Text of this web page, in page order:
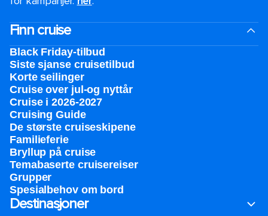
Finn cruise
Black Friday-tilbud
Siste sjanse cruisetilbud
Korte seilinger
Cruise over jul-og nyttår
Cruise i 2026-2027
Cruising Guide
De største cruiseskipene
Familieferie
Bryllup på cruise
Temabaserte cruisereiser
Grupper
Spesialbehov om bord
Destinasjoner